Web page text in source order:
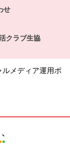
せ
クラブ生協
ルメディア運用ポ